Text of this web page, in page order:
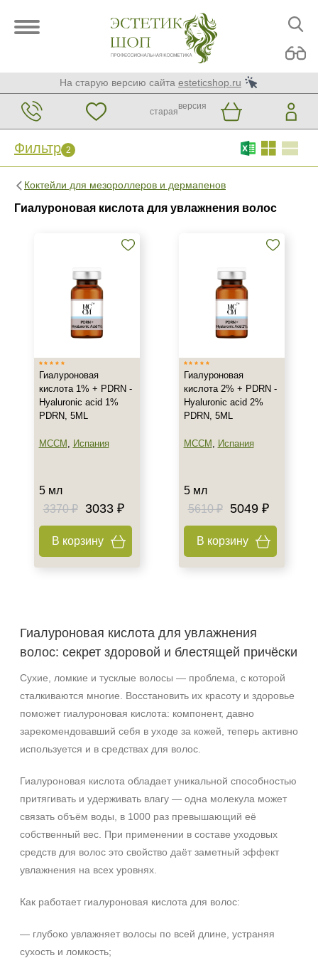
На старую версию сайта esteticshop.ru
старая
версия
Фильтр 2
Коктейли для мезороллеров и дермапенов
Гиалуроновая кислота для увлажнения волос
Фильтр 2 Сброс
Тип товара
Гиалуроновая кислота
Биоревитализант
Биорепарант
Класс косметики
Профессиональная
Универсальная
Тип кожи
Сухая
Любой возраст (от 18 лет)
Назначение против
Алопеция
Показать еще
Гиалуроновая
кислота 1% + PDRN -
Hyaluronic acid 1%
PDRN, 5ML
MCCM , Испания
5 мл
3370 ₽
3033 ₽
В корзину
Гиалуроновая
кислота 2% + PDRN -
Hyaluronic acid 2%
PDRN, 5ML
MCCM , Испания
5 мл
5610 ₽
5049 ₽
В корзину
Гиалуроновая кислота для увлажнения
волос: секрет здоровой и блестящей причёски
Сухие, ломкие и тусклые волосы — проблема, с которой
сталкиваются многие. Восстановить их красоту и здоровье
поможет гиалуроновая кислота: компонент, давно
зарекомендовавший себя в уходе за кожей, теперь активно
используется и в средствах для волос.
Гиалуроновая кислота обладает уникальной способностью
притягивать и удерживать влагу — одна молекула может
связать объём воды, в 1000 раз превышающий её
собственный вес. При применении в составе уходовых
средств для волос это свойство даёт заметный эффект
увлажнения на всех уровнях.
Как работает гиалуроновая кислота для волос:
— глубоко увлажняет волосы по всей длине, устраняя
сухость и ломкость;